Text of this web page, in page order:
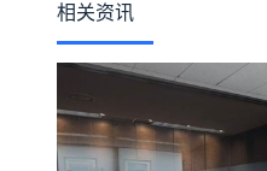
相关资讯